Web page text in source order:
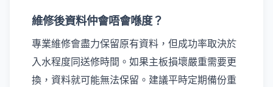
維修後資料仲會唔會喺度？
專業維修會盡力保留原有資料，但成功率取決於
入水程度同送修時間。如果主板損壞嚴重需要更
換，資料就可能無法保留。建議平時定期備份重